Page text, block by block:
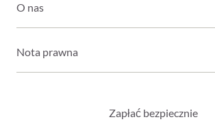
O nas
Nota prawna
Zapłać bezpiecznie